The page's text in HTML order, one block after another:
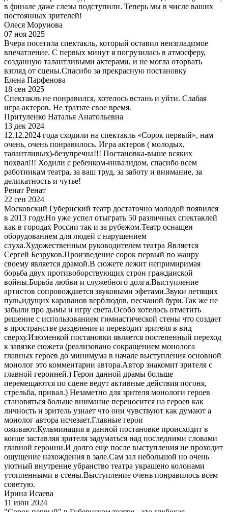
в финале даже слезы подступили. Теперь мы в числе ваших
постоянных зрителей!
Олеся Морунова
07 ноя 2025
Вчера посетила спектакль, который оставил неизгладимое
впечатление. С первых минут я погрузилась в атмосферу,
созданную талантливыми актерами, и не могла оторвать
взгляд от сцены.Спасибо за прекрасную постановку
Елена Парфенова
18 сен 2025
Спектакль не понравился, хотелось встань и уйти. Слабая
игра актеров. Не тратьте свое время.
Притуленко Наталья Анатольевна
13 дек 2024
12.12.2024 года сходили на спектакль «Сорок первый», нам
очень, очень понравилось. Игра актеров ( молодых,
талантливых)-безупречна!!! Постановка-выше всяких
похвал!!! Ходили с ребенком-инвалидом, спасибо всем
работникам театра, за ваш труд, за заботу и внимание, за
деликатность и чутье!
Ренат Ренат
22 сен 2024
Московский Губернский театр достаточно молодой появился
в 2013 году.Но уже успел отыграть 50 различных спектаклей
как в городах России так и за рубежом.Театр оснащен
оборудованием для людей с нарушением
слуха.Художественным руководителем театра Является
Сергей Безруков.Произведение сорок первый по жанру
своему является драмой.В сюжете лежит непримиримая
борьба двух противоборствующих строн гражданской
войны.Борьба любви и служебного долга.Выступление
артистов сопровождается звуковыми эфетами.Звуки летящих
пуль,идущих караванов верблюдов, песчаной бури.Так же не
забыли про дымы и игру света.Особо хотелось отметить
решение с использованием гимнастической стены что создает
в пространстве разделение и переводит зрителя в вид
сверху.Изюменкой постановки является постепенный переход
к завязке сюжета (реализовано сокращением монолога
главных героев до минимума в начале выступления основной
монолог это комментарии автора.Автор знакомит зрителя с
главной героиней.) Герои данной драмы больше
перемещаются по сцене ведут активные действия погоня,
стрельба, привал.) Незаметно для зрителя монологи героев
становяться больше внимание переносится на героев как
личность и зритель узнает что они чувствуют как думают а
монолог автора исчезает.Главные герои
оживают.Кульминация в данной постановке происходит в
конце заставляя зрителя задуматься над последними словами
главной героини.И долго еще после выступления не проходит
ощущение нахождения в зале.Сам зал небольшой но очень
уютный внутренне убранство театра украшено колонами
утопленными в стены.Выступление очень понравилось всем
советую.
Ирина Исаева
11 июн 2024